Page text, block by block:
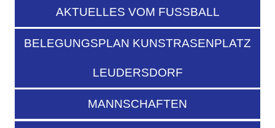
AKTUELLES VOM FUSSBALL
BELEGUNGSPLAN KUNSTRASENPLATZ
LEUDERSDORF
MANNSCHAFTEN